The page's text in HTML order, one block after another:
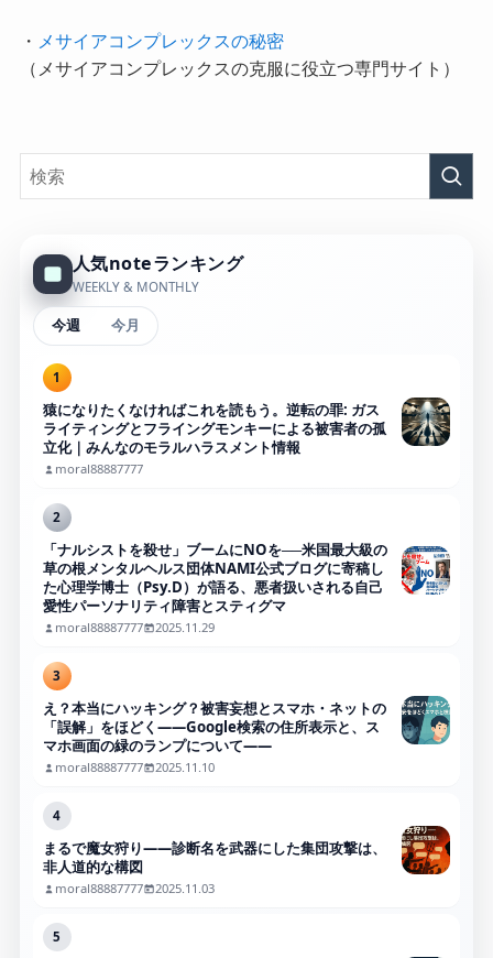
・
メサイアコンプレックスの秘密
（メサイアコンプレックスの克服に役立つ専門サイト）
人気noteランキング
WEEKLY & MONTHLY
今週 今月
1
猿になりたくなければこれを読もう。逆転の罪: ガス
ライティングとフライングモンキーによる被害者の孤
立化｜みんなのモラルハラスメント情報
moral88887777
2
「ナルシストを殺せ」ブームにNOを──米国最大級の
草の根メンタルヘルス団体NAMI公式ブログに寄稿し
た心理学博士（Psy.D）が語る、悪者扱いされる自己
愛性パーソナリティ障害とスティグマ
moral88887777 2025.11.29
3
え？本当にハッキング？被害妄想とスマホ・ネットの
「誤解」をほどく――Google検索の住所表示と、ス
マホ画面の緑のランプについて――
moral88887777 2025.11.10
4
まるで魔女狩り——診断名を武器にした集団攻撃は、
非人道的な構図
moral88887777 2025.11.03
5